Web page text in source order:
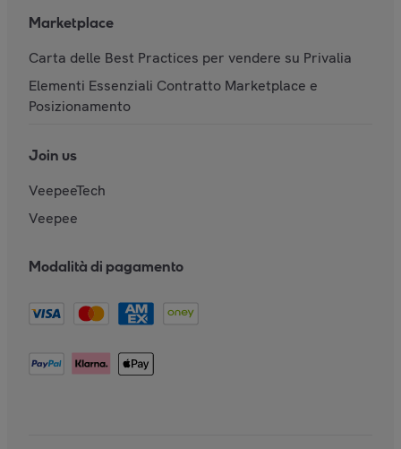
Marketplace
Carta delle Best Practices per vendere su Privalia
Elementi Essenziali Contratto Marketplace e
Posizionamento
Join us
VeepeeTech
Veepee
Modalità di pagamento